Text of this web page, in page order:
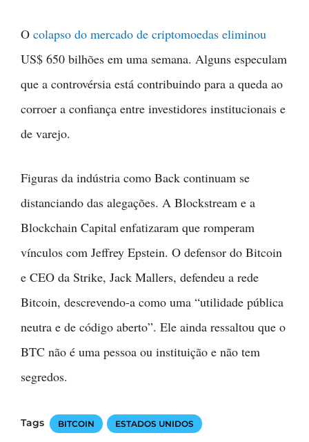
O colapso do mercado de criptomoedas eliminou
US$ 650 bilhões em uma semana. Alguns especulam
que a controvérsia está contribuindo para a queda ao
corroer a confiança entre investidores institucionais e
de varejo.
Figuras da indústria como Back continuam se
distanciando das alegações. A Blockstream e a
Blockchain Capital enfatizaram que romperam
vínculos com Jeffrey Epstein. O defensor do Bitcoin
e CEO da Strike, Jack Mallers, defendeu a rede
Bitcoin, descrevendo-a como uma “utilidade pública
neutra e de código aberto”. Ele ainda ressaltou que o
BTC não é uma pessoa ou instituição e não tem
segredos.
Tags BITCOIN ESTADOS UNIDOS